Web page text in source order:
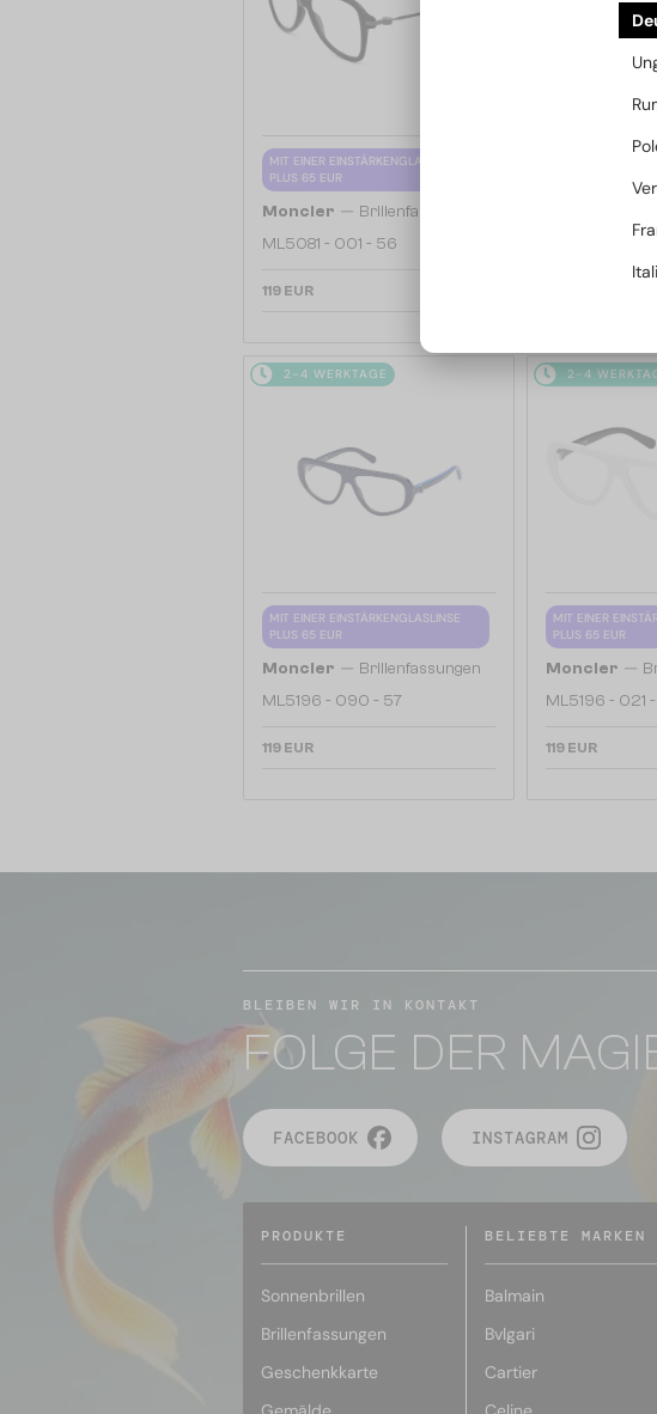
MIT EINER EINSTÄRKENGLASLINSE
PLUS 65 EUR
Moncler — Brillenfassungen
ML5081 - 001 - 56
119 EUR
2-4 WERKTAGE
MIT EINER EINSTÄRKENGLASLINSE
PLUS 65 EUR
Moncler — Brillenfassungen
ML5196 - 090 - 57
119 EUR
2-4
MIT EINER
PLUS 65 EUR
Moncler —
ML5196 - 021
119 EUR
BLEIBEN WIR IN KONTAKT
FOLGE DER
FACEBOOK INSTAGRAM
PRODUKTE
Sonnenbrillen
Brillenfassungen
Geschenkkarte
BELIEBTE MARKEN
Balmain
Bvlgari
Cartier